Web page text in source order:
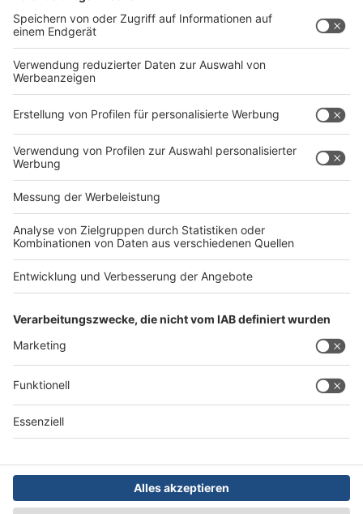
Impressum
AGB
Datenschutz
Barrierefreiheit
Service
Abo verwalten
Das Team
Die Redaktion
Newsletter